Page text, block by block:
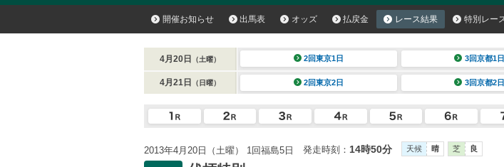
開催お知らせ 出馬表 オッズ 払戻金 レース結果 特別レー
4月20日 （土曜） 2回東京1日 3回京都1日
4月21日 （日曜） 2回東京2日 3回京都2日
2013年4月20日（土曜） 1回福島5日 発走時刻： 14時50分 天候 晴 芝 良